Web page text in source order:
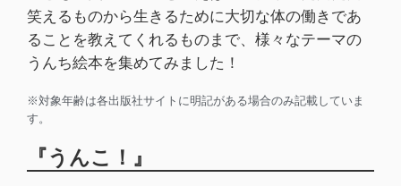
笑えるものから生きるために大切な体の働きであ
ることを教えてくれるものまで、様々なテーマの
うんち絵本を集めてみました！
※対象年齢は各出版社サイトに明記がある場合のみ記載していま
す。
『うんこ！』